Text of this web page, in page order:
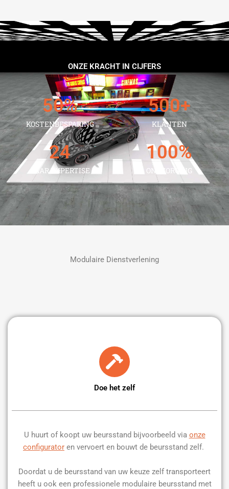
ONZE KRACHT IN CIJFERS
KOSTENBESPARING
50%
KLANTEN
500+
JAAR EXPERTISE
24
ONTZORGING
100%
Modulaire Dienstverlening
Doe het zelf
U huurt of koopt uw beursstand bijvoorbeeld via onze
configurator en vervoert en bouwt de beursstand zelf.
Doordat u de beursstand van uw keuze zelf transporteert
heeft u ook een professionele modulaire beursstand met